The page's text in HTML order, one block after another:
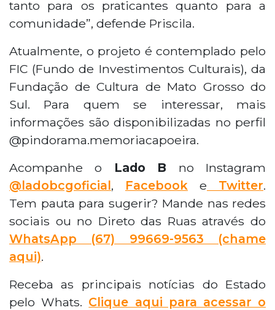
tanto para os praticantes quanto para a
comunidade”, defende Priscila.
Atualmente, o projeto é contemplado pelo
FIC (Fundo de Investimentos Culturais), da
Fundação de Cultura de Mato Grosso do
Sul. Para quem se interessar, mais
informações são disponibilizadas no perfil
@pindorama.memoriacapoeira.
Acompanhe o Lado B no Instagram
@ladobcgoficial, Facebook e Twitter.
Tem pauta para sugerir? Mande nas redes
sociais ou no Direto das Ruas através do
WhatsApp (67) 99669-9563 (chame
aqui).
Receba as principais notícias do Estado
pelo Whats. Clique aqui para acessar o